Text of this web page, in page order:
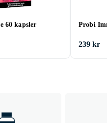
60 kapsler Probi
239 kr